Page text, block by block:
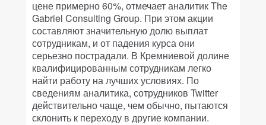
цене примерно 60%, отмечает аналитик The
Gabriel Consulting Group. При этом акции
составляют значительную долю выплат
сотрудникам, и от падения курса они
серьезно пострадали. В Кремниевой долине
квалифицированным сотрудникам легко
найти работу на лучших условиях. По
сведениям аналитика, сотрудников Twitter
действительно чаще, чем обычно, пытаются
склонить к переходу в другие компании.